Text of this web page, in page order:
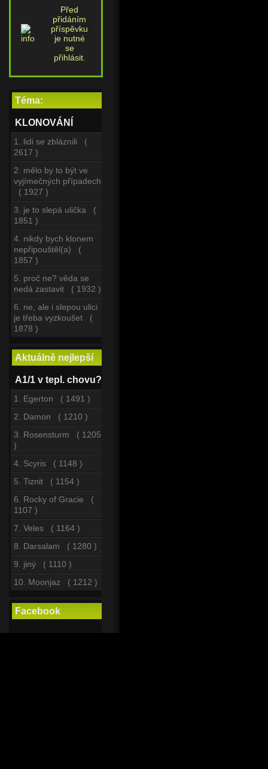
Před
přidáním
příspěvku
je nutné
se
přihlásit.
Téma:
KLONOVÁNÍ
1. lidi se zbláznili (
2617 )
2. mělo by to být ve
vyjímečných případech
( 1927 )
3. je to slepá ulička (
1851 )
4. nikdy bych klonem
nepřipouštěl(a) (
1857 )
5. proč ne? věda se
nedá zastavit ( 1932 )
6. ne, ale i slepou ulici
je třeba vyzkoušet (
1878 )
Aktuálně nejlepší
A1/1 v tepl. chovu?
1. Egerton ( 1491 )
2. Damon ( 1210 )
3. Rosensturm ( 1205
)
4. Scyris ( 1148 )
5. Tiznit ( 1154 )
6. Rocky of Gracie (
1107 )
7. Veles ( 1164 )
8. Darsalam ( 1280 )
9. jiný ( 1110 )
10. Moonjaz ( 1212 )
Facebook